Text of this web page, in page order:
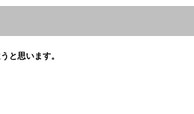
と思います。